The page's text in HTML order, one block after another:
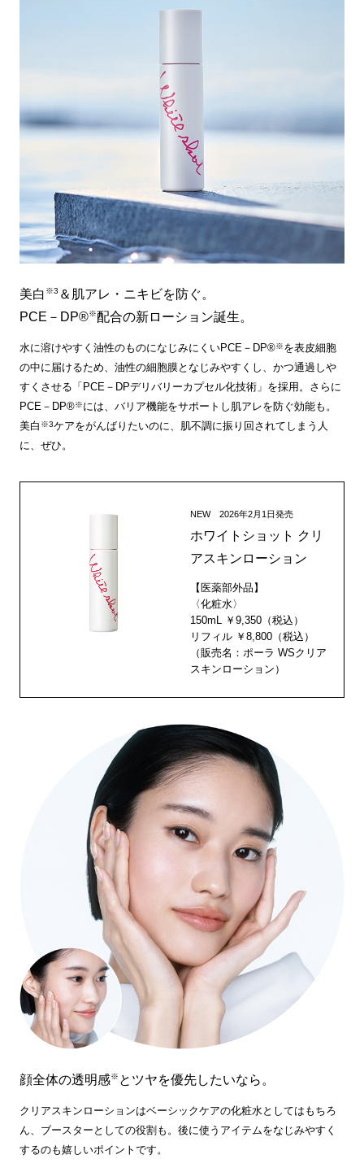
美白 ※3 ＆肌アレ・ニキビを防ぐ。
PCE－DP®※配合の新ローション誕生。
水に溶けやすく油性のものになじみにくいPCE－DP®※を表皮細胞
の中に届けるため、油性の細胞膜となじみやすくし、かつ通過しや
すくさせる「PCE－DPデリバリーカプセル化技術」を採用。さらに
PCE－DP®※には、バリア機能をサポートし肌アレを防ぐ効能も。
美白 ※3ケアをがんばりたいのに、肌不調に振り回されてしまう人
に、ぜひ。
NEW 2026年2月1日発売
ホワイトショット クリ
アスキンローション
【医薬部外品】
〈化粧水〉
150mL ￥9,350（税込）
リフィル ￥8,800（税込）
（販売名：ポーラ WSクリア
スキンローション）
顔全体の透明感※ とツヤを優先したいなら。
クリアスキンローションはベーシックケアの化粧水としてはもちろ
ん、ブースターとしての役割も。後に使うアイテムをなじみやすく
するのも嬉しいポイントです。